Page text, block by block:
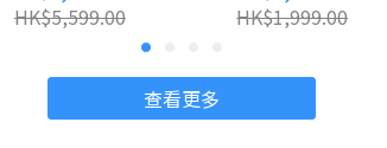
HK$5,599.00
U6-LR︱兩年原廠保養
HK$1,999.00
查看更多